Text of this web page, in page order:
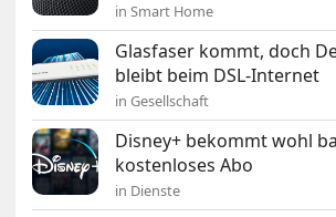
in Smart Home
Glasfaser kommt, doch
bleibt beim DSL-Internet
in Gesellschaft
Disney+ bekommt wohl
kostenloses Abo
in Dienste